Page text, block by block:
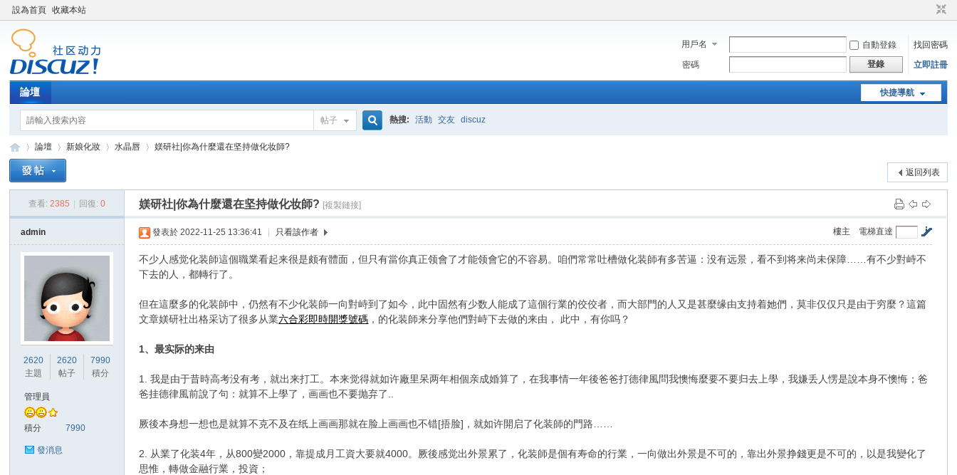
設為首頁 收藏本站
用戶名 自動登錄
找回密碼
密碼
登錄 立即註冊
快捷導航
論壇
帖子 熱搜: 活動 交友 discuz
論壇
›
新娘化妝
›
水晶唇
›
媄研社|你為什麼還在坚持做化妆師?
返回列表
查看: 2385 回復: 0 媄研社|你為什麼還在坚持做化妆師? [複製鏈接]
admin
2620
主題
2620
帖子
7990
積分
管理員
積分 7990
發消息
電梯直達
樓主
發表於 2022-11-25 13:36:41 只看該作者
不少人感觉化装師這個職業看起来很是颇有體面，但只有當你真正领會了才能领會它的不容易。咱們常常吐槽做化装師有多苦逼：没有远景，看不到将来尚未保障……有不少對峙不
下去的人，都轉行了。
但在這麼多的化装師中，仍然有不少化装師一向對峙到了如今，此中固然有少数人能成了這個行業的佼佼者，而大部門的人又是甚麼缘由支持着她們，莫非仅仅只是由于穷麼？這篇
文章媄研社出格采访了很多从業六合彩即時開獎號碼 ，的化装師来分享他們對峙下去做的来由， 此中，有你吗？
1、最实际的来由
1. 我是由于昔時高考没有考，就出来打工。本来觉得就如许廠里呆两年相個亲成婚算了，在我事情一年後爸爸打德律風問我懊悔麼要不要归去上學，我嫌丢人愣是說本身不懊悔；爸
爸挂德律風前說了句：就算不上學了，画画也不要抛弃了..
厥後本身想一想也是就算不克不及在纸上画画那就在脸上画画也不错[捂脸]，就如许開启了化装師的門路……
2. 从業了化装4年，从800變2000，靠提成月工資大要就4000。厥後感觉出外景累了，化装師是個有寿命的行業，一向做出外景是不可的，靠出外景挣錢更是不可的，以是我變化了
思惟，轉做金融行業，投資；